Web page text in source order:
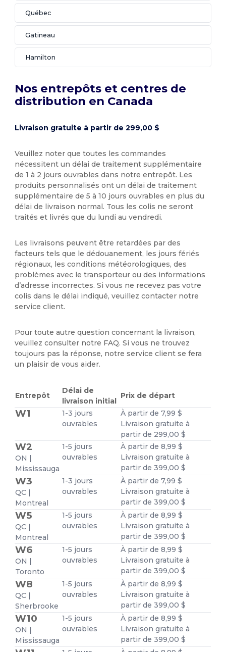
Québec
Gatineau
Hamilton
Nos entrepôts et centres de
distribution en Canada
Livraison gratuite à partir de 299,00 $
Veuillez noter que toutes les commandes
nécessitent un délai de traitement supplémentaire
de 1 à 2 jours ouvrables dans notre entrepôt. Les
produits personnalisés ont un délai de traitement
supplémentaire de 5 à 10 jours ouvrables en plus du
délai de livraison normal. Tous les colis ne seront
traités et livrés que du lundi au vendredi.
Les livraisons peuvent être retardées par des
facteurs tels que le dédouanement, les jours fériés
régionaux, les conditions météorologiques, des
problèmes avec le transporteur ou des informations
d’adresse incorrectes. Si vous ne recevez pas votre
colis dans le délai indiqué, veuillez contacter notre
service client.
Pour toute autre question concernant la livraison,
veuillez consulter notre FAQ. Si vous ne trouvez
toujours pas la réponse, notre service client se fera
un plaisir de vous aider.
Entrepôt
Délai de
livraison initial
Prix de départ
W1
1-3 jours
ouvrables
À partir de 7,99 $
Livraison gratuite à
partir de 299,00 $
W2
ON |
Mississauga
1-5 jours
ouvrables
À partir de 8,99 $
Livraison gratuite à
partir de 399,00 $
W3
QC |
Montreal
1-3 jours
ouvrables
À partir de 7,99 $
Livraison gratuite à
partir de 399,00 $
W5
QC |
Montreal
1-5 jours
ouvrables
À partir de 8,99 $
Livraison gratuite à
partir de 399,00 $
W6
ON |
Toronto
1-5 jours
ouvrables
À partir de 8,99 $
Livraison gratuite à
partir de 399,00 $
W8
QC |
Sherbrooke
1-5 jours
ouvrables
À partir de 8,99 $
Livraison gratuite à
partir de 399,00 $
W10
ON |
Mississauga
1-5 jours
ouvrables
À partir de 8,99 $
Livraison gratuite à
partir de 399,00 $